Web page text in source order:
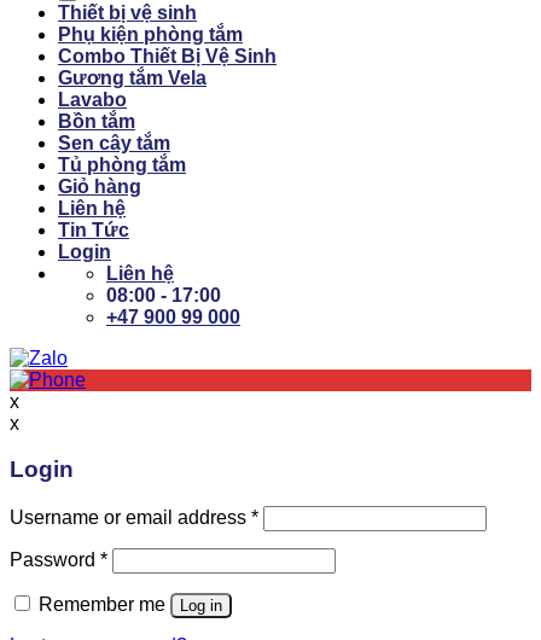
Thiết bị vệ sinh
Phụ kiện phòng tắm
Combo Thiết Bị Vệ Sinh
Gương tắm Vela
Lavabo
Bồn tắm
Sen cây tắm
Tủ phòng tắm
Giỏ hàng
Liên hệ
Tin Tức
Login
Liên hệ
08:00 - 17:00
+47 900 99 000
x
x
Login
Username or email address *
Password *
Remember me Log in